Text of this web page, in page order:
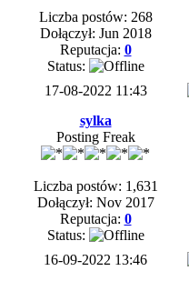
Liczba postów: 268
Dołączył: Jun 2018
Reputacja: 0
Status:
17-08-2022 11:43
sylka
Posting Freak
Liczba postów: 1,631
Dołączył: Nov 2017
Reputacja: 0
Status:
16-09-2022 13:46